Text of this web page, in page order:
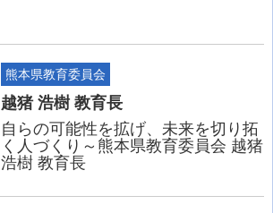
熊本県教育委員会
越猪 浩樹 教育長
自らの可能性を拡げ、未来を切り拓
く人づくり～熊本県教育委員会 越猪
浩樹 教育長